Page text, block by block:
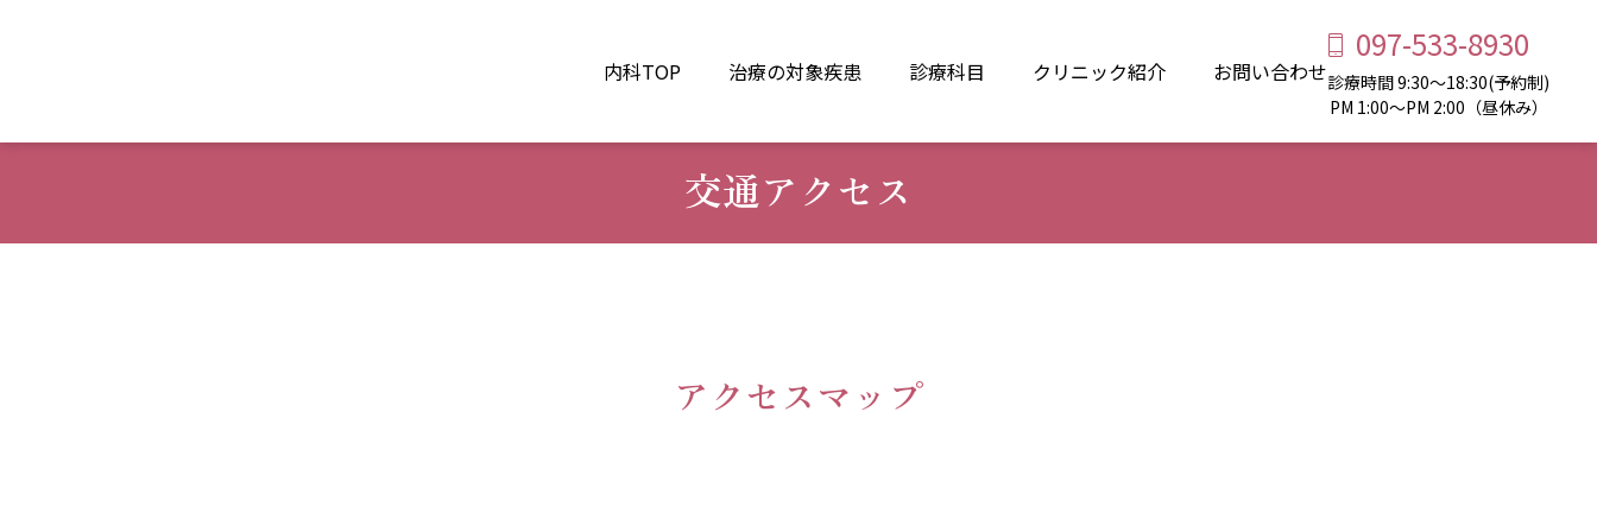
内科TOP 治療の対象疾患 診療科目 クリニック紹介 お問い合わせ
097-533-8930
診療時間 9:30～18:30(予約制)
PM 1:00～PM 2:00（昼休み）
交通アクセス
アクセスマップ